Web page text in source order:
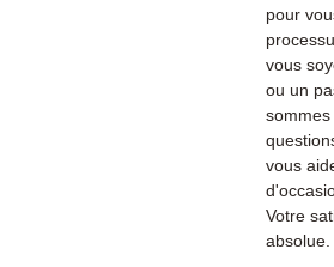
pour
vous
ou un
vous
Votre
absolue.